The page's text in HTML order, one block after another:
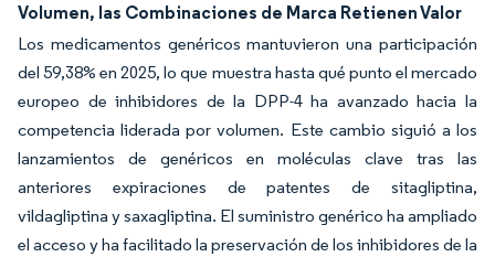
Volumen, las Combinaciones de Marca Retienen Valor
Los medicamentos genéricos mantuvieron una participación
del 59,38% en 2025, lo que muestra hasta qué punto el mercado
europeo de inhibidores de la DPP-4 ha avanzado hacia la
competencia liderada por volumen. Este cambio siguió a los
lanzamientos de genéricos en moléculas clave tras las
anteriores expiraciones de patentes de sitagliptina,
vildagliptina y saxagliptina. El suministro genérico ha ampliado
el acceso y ha facilitado la preservación de los inhibidores de la